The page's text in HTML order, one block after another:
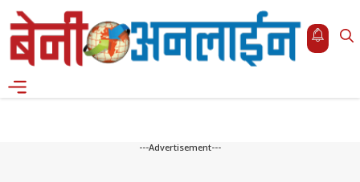
Skip
to
content
---Advertisement---